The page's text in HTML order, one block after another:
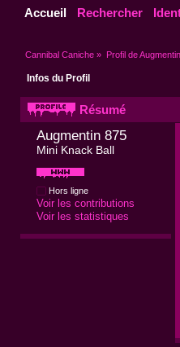
Accueil Rechercher
Cannibal Caniche » Profil de
Infos du Profil
Résumé
Augmentin 875
Mini Knack Ball
Hors ligne
Voir les contributions
Voir les statistiques